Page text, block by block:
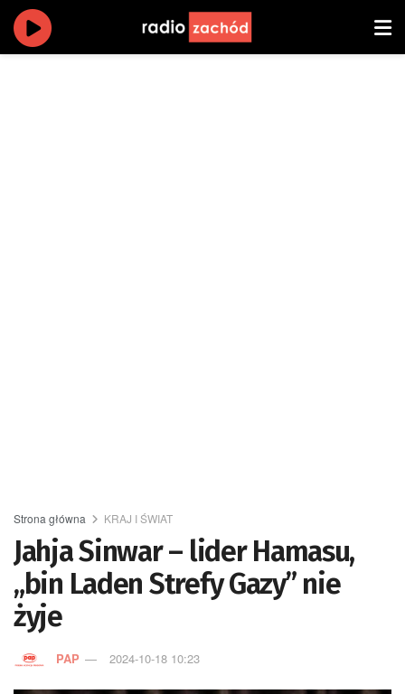
Strona główna KRAJ I ŚWIAT
Jahja Sinwar – lider Hamasu,
„bin Laden Strefy Gazy” nie
żyje
PAP 2024-10-18 10:23